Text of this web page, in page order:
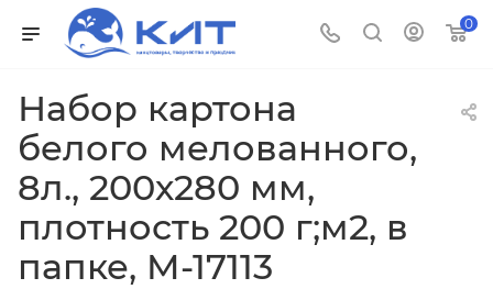
0
Набор картона
белого мелованного,
8л., 200х280 мм,
плотность 200 г;м2, в
папке, M-17113